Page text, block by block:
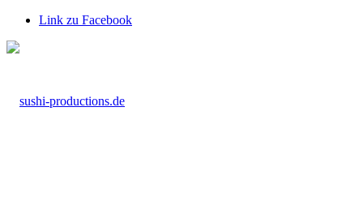
Link zu Facebook